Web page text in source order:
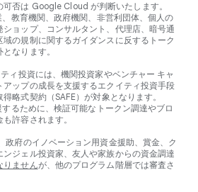
否は Google Cloud が判断いたします。
教育機関、政府機関、非営利団体、個人の
ョップ、コンサルタント、代理店、暗号通
の規制に関するガイダンスに反するトーク
なります。
ィ投資には、機関投資家やベンチャー キャ
アップの成長を支援するエクイティ投資手段
略式契約（SAFE）が対象となります。
るために、検証可能なトークン調達やブロ
許容されます。
政府のイノベーション用資金援助、賞金、ク
ジェル投資家、友人や家族からの資金調達
りませんが、他のプログラム階層では審査さ